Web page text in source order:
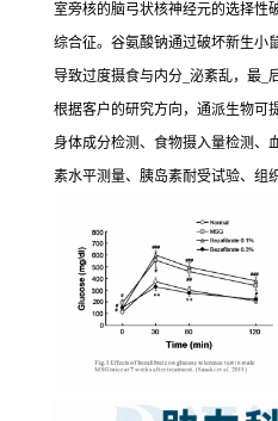
室旁核的脑弓状核神经元的选择性
综合征。谷氨酸钠通过破坏新生小
导致过度摄食与内分_泌紊乱，最_
根据客户的研究方向，通派生物可
身体成分检测、食物摄入量检测、
素水平测量、胰岛素耐受试验、组